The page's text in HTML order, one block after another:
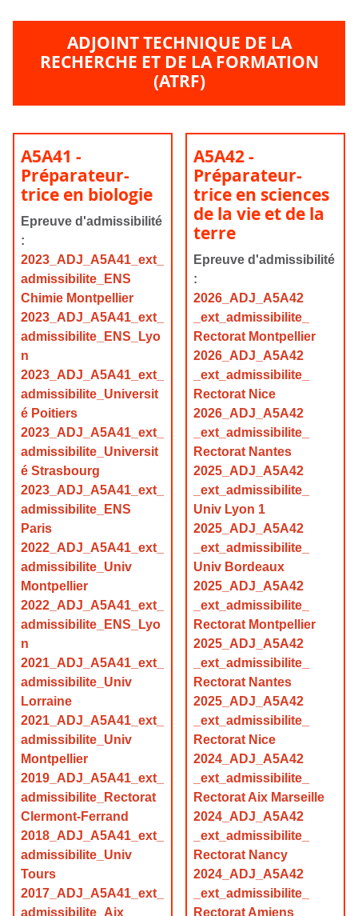
ADJOINT TECHNIQUE DE LA
RECHERCHE ET DE LA FORMATION
(ATRF)
A5A41 -
Préparateur-
trice en biologie
Epreuve d'admissibilité
:
2023_ADJ_A5A41_ext_
admissibilite_ENS
Chimie Montpellier
2023_ADJ_A5A41_ext_
admissibilite_ENS_Lyo
n
2023_ADJ_A5A41_ext_
admissibilite_Universit
é Poitiers
2023_ADJ_A5A41_ext_
admissibilite_Universit
é Strasbourg
2023_ADJ_A5A41_ext_
admissibilite_ENS
Paris
2022_ADJ_A5A41_ext_
admissibilite_Univ
Montpellier
2022_ADJ_A5A41_ext_
admissibilite_ENS_Lyo
n
2021_ADJ_A5A41_ext_
admissibilite_Univ
Lorraine
2021_ADJ_A5A41_ext_
admissibilite_Univ
Montpellier
2019_ADJ_A5A41_ext_
admissibilite_Rectorat
Clermont-Ferrand
2018_ADJ_A5A41_ext_
admissibilite_Univ
Tours
2017_ADJ_A5A41_ext_
admissibilite_Aix
A5A42 -
Préparateur-
trice en sciences
de la vie et de la
terre
Epreuve d'admissibilité
:
2026_ADJ_A5A42
_ext_admissibilite_
Rectorat Montpellier
2026_ADJ_A5A42
_ext_admissibilite_
Rectorat Nice
2026_ADJ_A5A42
_ext_admissibilite_
Rectorat Nantes
2025_ADJ_A5A42
_ext_admissibilite_
Univ Lyon 1
2025_ADJ_A5A42
_ext_admissibilite_
Univ Bordeaux
2025_ADJ_A5A42
_ext_admissibilite_
Rectorat Montpellier
2025_ADJ_A5A42
_ext_admissibilite_
Rectorat Nantes
2025_ADJ_A5A42
_ext_admissibilite_
Rectorat Nice
2024_ADJ_A5A42
_ext_admissibilite_
Rectorat Aix Marseille
2024_ADJ_A5A42
_ext_admissibilite_
Rectorat Nancy
2024_ADJ_A5A42
_ext_admissibilite_
Rectorat Amiens